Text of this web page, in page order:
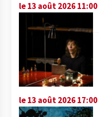
le 13 août 2026 11:00
le 13 août 2026 17:00